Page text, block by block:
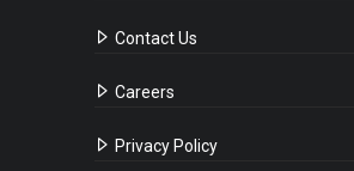
Contact Us
Careers
Privacy Policy